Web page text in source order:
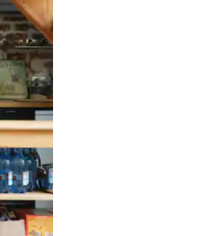
pomocou dotykových gest či